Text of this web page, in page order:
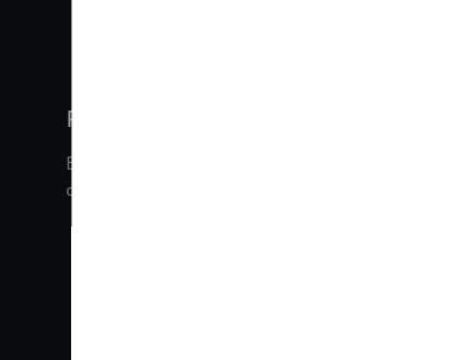
Rigurosa inspección
En Audi Certified :plus, nuestros vehículos
de inspección de 120 puntos.